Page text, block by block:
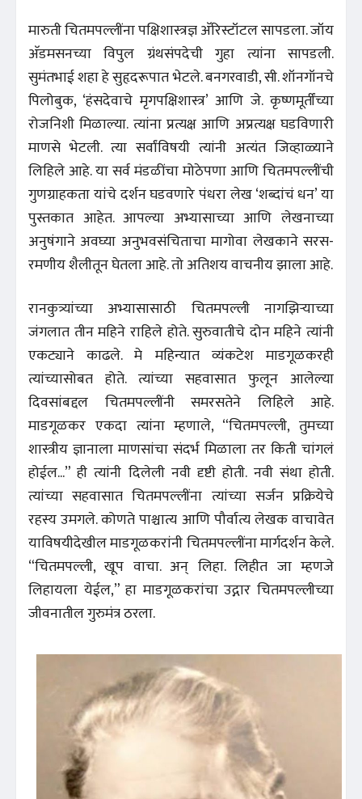
मारुती चितमपल्लींना पक्षिशास्त्रज्ञ अ‍ॅरिस्टॉटल सापडला. जॉय
अ‍ॅडमसनच्या विपुल ग्रंथसंपदेची गुहा त्यांना सापडली.
सुमंतभाई शहा हे सुहृदरूपात भेटले. बनगरवाडी, सी. शॉनगॉनचे
पिलोबुक, ‘हंसदेवाचे मृगपक्षिशास्त्र’ आणि जे. कृष्णमूर्तींच्या
रोजनिशी मिळाल्या. त्यांना प्रत्यक्ष आणि अप्रत्यक्ष घडविणारी
माणसे भेटली. त्या सर्वांविषयी त्यांनी अत्यंत जिव्हाळ्याने
लिहिले आहे. या सर्व मंडळींचा मोठेपणा आणि चितमपल्लींची
गुणग्राहकता यांचे दर्शन घडवणारे पंधरा लेख ‘शब्दांचं धन’ या
पुस्तकात आहेत. आपल्या अभ्यासाच्या आणि लेखनाच्या
अनुषंगाने अवघ्या अनुभवसंचिताचा मागोवा लेखकाने सरस-
रमणीय शैलीतून घेतला आहे. तो अतिशय वाचनीय झाला आहे.
रानकुत्र्यांच्या अभ्यासासाठी चितमपल्ली नागझिऱ्याच्या
जंगलात तीन महिने राहिले होते. सुरुवातीचे दोन महिने त्यांनी
एकट्याने काढले. मे महिन्यात व्यंकटेश माडगूळकरही
त्यांच्यासोबत होते. त्यांच्या सहवासात फुलून आलेल्या
दिवसांबद्दल चितमपल्लींनी समरसतेने लिहिले आहे.
माडगूळकर एकदा त्यांना म्हणाले, “चितमपल्ली, तुमच्या
शास्त्रीय ज्ञानाला माणसांचा संदर्भ मिळाला तर किती चांगलं
होईल...” ही त्यांनी दिलेली नवी दृष्टी होती. नवी संथा होती.
त्यांच्या सहवासात चितमपल्लींना त्यांच्या सर्जन प्रक्रियेचे
रहस्य उमगले. कोणते पाश्चात्य आणि पौर्वात्य लेखक वाचावेत
याविषयीदेखील माडगूळकरांनी चितमपल्लींना मार्गदर्शन केले.
“चितमपल्ली, खूप वाचा. अन् लिहा. लिहीत जा म्हणजे
लिहायला येईल,” हा माडगूळकरांचा उद्गार चितमपल्लीच्या
जीवनातील गुरुमंत्र ठरला.